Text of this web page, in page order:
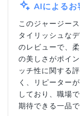
AIによるお
このジャージー
タイリッシュな
のレビューで、
の美しさがポイ
ッチ性に関する
く、リピーター
しており、職場
期待できる一品で